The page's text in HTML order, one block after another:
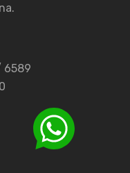
6589